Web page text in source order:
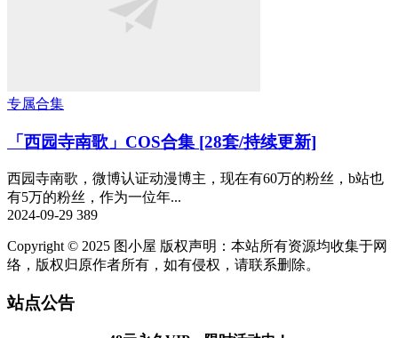
专属合集
「西园寺南歌」COS合集 [28套/持续更新]
西园寺南歌，微博认证动漫博主，现在有60万的粉丝，b站也
有5万的粉丝，作为一位年...
2024-09-29 389
Copyright © 2025 图小屋 版权声明：本站所有资源均收集于网
络，版权归原作者所有，如有侵权，请联系删除。
站点公告